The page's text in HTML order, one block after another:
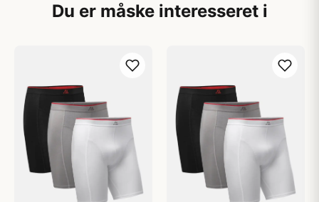
Du er måske interesseret i